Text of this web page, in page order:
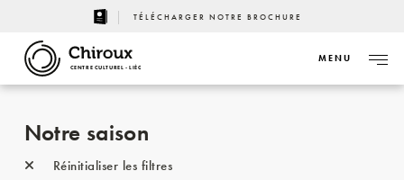
TÉLÉCHARGER NOTRE BROCHURE
CENTRE CULTUREL - LIÈGE
MENU
Notre saison
Réinitialiser les filtres